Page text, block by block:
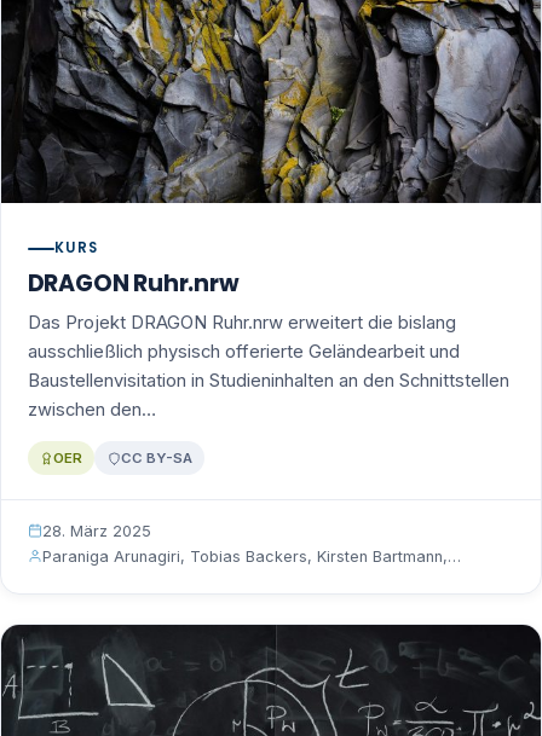
KURS
DRAGON Ruhr.nrw
Das Projekt DRAGON Ruhr.nrw erweitert die bislang
ausschließlich physisch offerierte Geländearbeit und
Baustellenvisitation in Studieninhalten an den Schnittstellen
zwischen den…
OER CC BY-SA
28. März 2025
Paraniga Arunagiri, Tobias Backers, Kirsten Bartmann,…